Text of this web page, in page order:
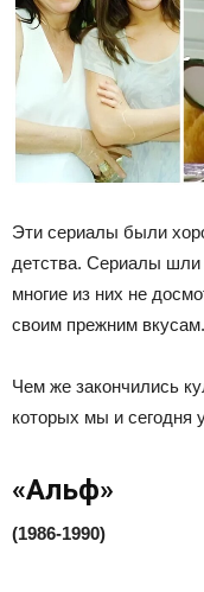
Эти сериалы были
детства. Сериалы
многие из них не
своим прежним вкусам.
Чем же закончились
которых мы и сегодня
«Альф»
(1986-1990)